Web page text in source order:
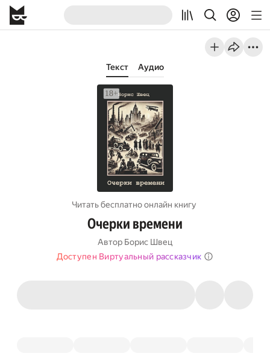
Текст Аудио
Читать бесплатно онлайн книгу
Очерки времени
Автор Борис Швец
Доступен Виртуальный рассказчик